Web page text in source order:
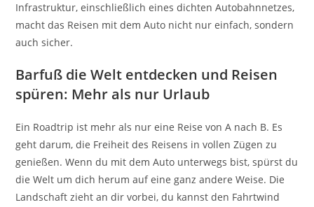
Infrastruktur, einschließlich eines dichten Autobahnnetzes,
macht das Reisen mit dem Auto nicht nur einfach, sondern
auch sicher.
Barfuß die Welt entdecken und Reisen
spüren: Mehr als nur Urlaub
Ein Roadtrip ist mehr als nur eine Reise von A nach B. Es
geht darum, die Freiheit des Reisens in vollen Zügen zu
genießen. Wenn du mit dem Auto unterwegs bist, spürst du
die Welt um dich herum auf eine ganz andere Weise. Die
Landschaft zieht an dir vorbei, du kannst den Fahrtwind